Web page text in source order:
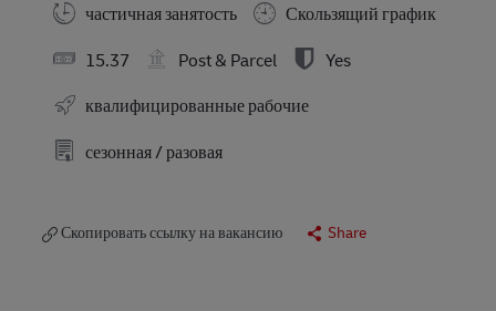
частичная занятость
Скользящий график
15.37
Post & Parcel
Yes
квалифицированные рабочие
сезонная / разовая
Скопировать ссылку на вакансию Share